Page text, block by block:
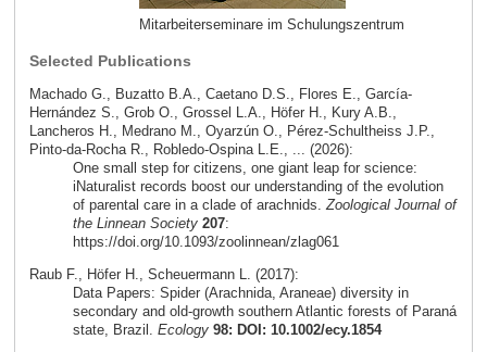
Mitarbeiterseminare im Schulungszentrum
Selected Publications
Machado G., Buzatto B.A., Caetano D.S., Flores E., García-
Hernández S., Grob O., Grossel L.A., Höfer H., Kury A.B.,
Lancheros H., Medrano M., Oyarzún O., Pérez-Schultheiss J.P.,
Pinto-da-Rocha R., Robledo-Ospina L.E., ... (2026):
One small step for citizens, one giant leap for science:
iNaturalist records boost our understanding of the evolution
of parental care in a clade of arachnids.Zoological Journal of
the Linnean Society 207:
https://doi.org/10.1093/zoolinnean/zlag061
Raub F., Höfer H., Scheuermann L. (2017):
Data Papers: Spider (Arachnida, Araneae) diversity in
secondary and old-growth southern Atlantic forests of Paraná
state, Brazil. Ecology 98: DOI: 10.1002/ecy.1854